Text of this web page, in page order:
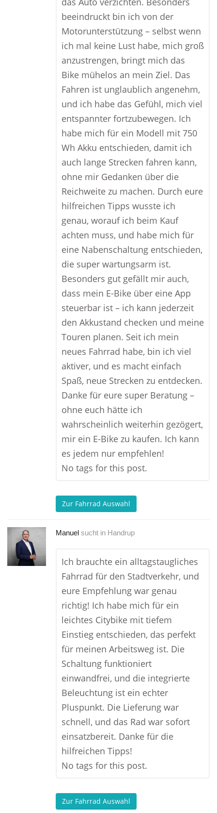
beeindruckt bin ich von der
Motorunterstützung – selbst wenn
ich mal keine Lust habe, mich groß
anzustrengen, bringt mich das
Bike mühelos an mein Ziel. Das
Fahren ist unglaublich angenehm,
und ich habe das Gefühl, mich viel
entspannter fortzubewegen. Ich
habe mich für ein Modell mit 750
Wh Akku entschieden, damit ich
auch lange Strecken fahren kann,
ohne mir Gedanken über die
Reichweite zu machen. Durch eure
hilfreichen Tipps wusste ich
genau, worauf ich beim Kauf
achten muss, und habe mich für
eine Nabenschaltung entschieden,
die super wartungsarm ist.
Besonders gut gefällt mir auch,
dass mein E-Bike über eine App
steuerbar ist – ich kann jederzeit
den Akkustand checken und meine
Touren planen. Seit ich mein
neues Fahrrad habe, bin ich viel
aktiver, und es macht einfach
Spaß, neue Strecken zu entdecken.
Danke für eure super Beratung –
ohne euch hätte ich
wahrscheinlich weiterhin gezögert,
mir ein E-Bike zu kaufen. Ich kann
es jedem nur empfehlen!
No tags for this post.
Zur Fahrrad Auswahl
Manuel sucht in Handrup
Ich brauchte ein alltagstaugliches
Fahrrad für den Stadtverkehr, und
eure Empfehlung war genau
richtig! Ich habe mich für ein
leichtes Citybike mit tiefem
Einstieg entschieden, das perfekt
für meinen Arbeitsweg ist. Die
Schaltung funktioniert
einwandfrei, und die integrierte
Beleuchtung ist ein echter
Pluspunkt. Die Lieferung war
schnell, und das Rad war sofort
einsatzbereit. Danke für die
hilfreichen Tipps!
No tags for this post.
Zur Fahrrad Auswahl